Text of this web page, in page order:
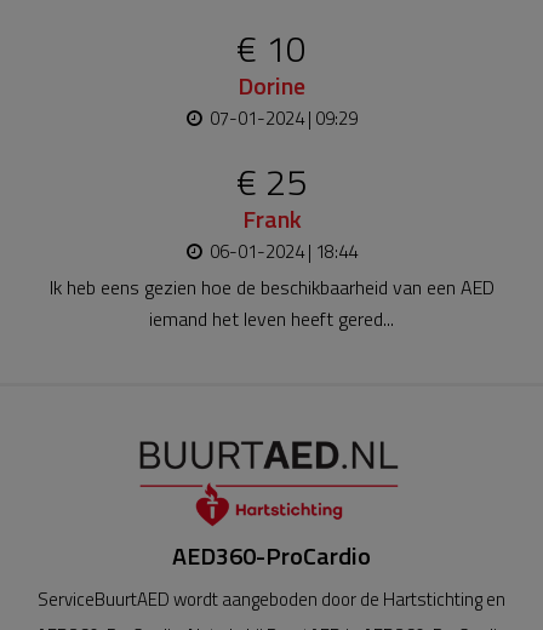
€ 10
Dorine
07-01-2024 | 09:29
€ 25
Frank
06-01-2024 | 18:44
Ik heb eens gezien hoe de beschikbaarheid van een AED
iemand het leven heeft gered...
AED360-ProCardio
ServiceBuurtAED wordt aangeboden door de Hartstichting en